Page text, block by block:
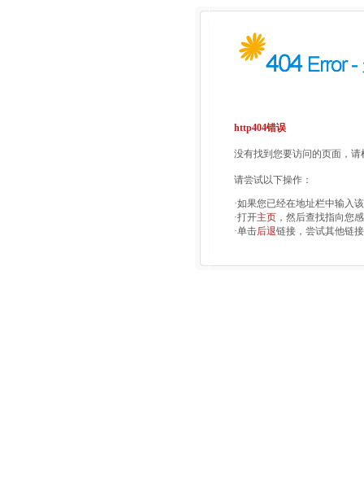
http404错误
没有找到您要访问的页面，
请尝试以下操作：
·如果您已经在地址栏中输入
·打开主页 ，然后查找指向您
·单击后退链接，尝试其他链